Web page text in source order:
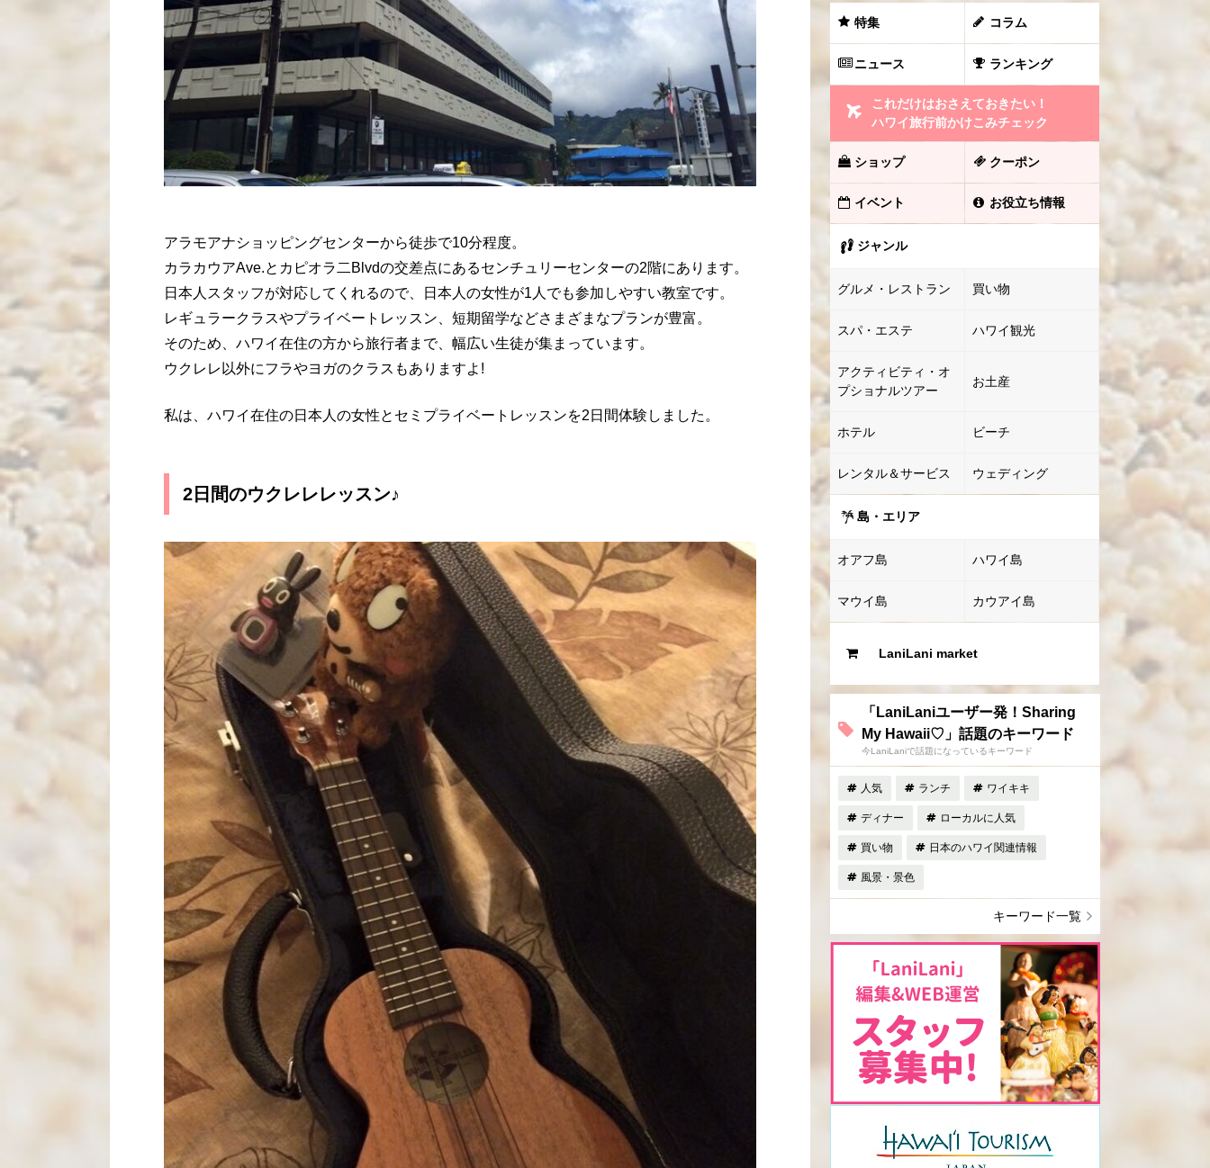
アラモアナショッピングセンターから徒歩で10分程度。
カラカウアAve.とカピオラ二Blvdの交差点にあるセンチュリーセンターの2階にあります。
日本人スタッフが対応してくれるので、日本人の女性が1人でも参加しやすい教室です。
レギュラークラスやプライベートレッスン、短期留学などさまざまなプランが豊富。
そのため、ハワイ在住の方から旅行者まで、幅広い生徒が集まっています。
ウクレレ以外にフラやヨガのクラスもありますよ!
私は、ハワイ在住の日本人の女性とセミプライベートレッスンを2日間体験しました。
2日間のウクレレレッスン♪
特集 コラム
ニュース ランキング
これだけはおさえておきたい！
ハワイ旅行前かけこみチェック
ショップ クーポン
イベント お役立ち情報
ジャンル
グルメ・レストラン 買い物
スパ・エステ ハワイ観光
アクティビティ・オ
プショナルツアー
お土産
ホテル ビーチ
レンタル＆サービス ウェディング
島・エリア
オアフ島 ハワイ島
マウイ島 カウアイ島
LaniLani market
「LaniLaniユーザー発！Sharing
My Hawaii♡」話題のキーワード
今LaniLaniで話題になっているキーワード
人気 ランチ ワイキキ
ディナー ローカルに人気
買い物 日本のハワイ関連情報
風景・景色
キーワード一覧